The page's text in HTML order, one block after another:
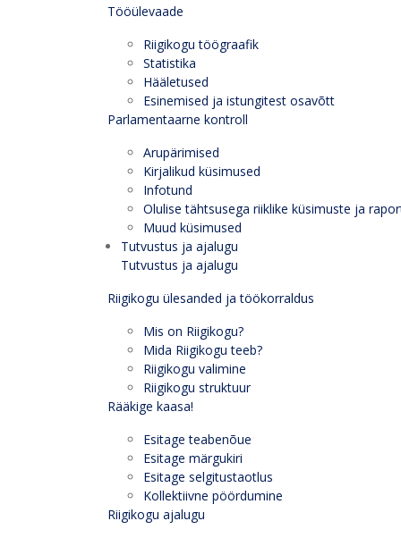
Tööülevaade
Riigikogu töögraafik
Statistika
Hääletused
Esinemised ja istungitest osavõtt
Parlamentaarne kontroll
Arupärimised
Kirjalikud küsimused
Infotund
Olulise tähtsusega riiklike küsimuste ja
Muud küsimused
Tutvustus ja ajalugu
Tutvustus ja ajalugu
Riigikogu ülesanded ja töökorraldus
Mis on Riigikogu?
Mida Riigikogu teeb?
Riigikogu valimine
Riigikogu struktuur
Rääkige kaasa!
Esitage teabenõue
Esitage märgukiri
Esitage selgitustaotlus
Kollektiivne pöördumine
Riigikogu ajalugu